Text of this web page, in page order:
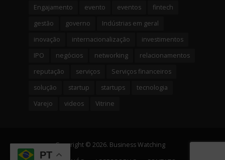
Engajamento
evento eventos
fintech
gestão
governo
Indústrias em geral
inovação
internacionalização
investimentos
IPO
negócios networking
relacionamentos
reputação
serviços
Serviços financeiros
solução
startup startups
tecnologia
Varejo
videos Vitrine
Copyright © 2026. Business Watching
PT